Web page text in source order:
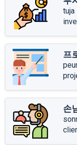
tuja
프
손